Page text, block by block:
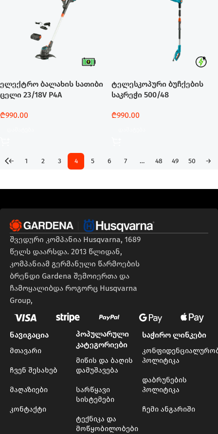
ელექტრო ბალახის სათიბი
ცელი 23/18V P4A
₾990.00
ტელესკოპური ბუჩქების
საკრეჭი 500/48
₾990.00
← 1 2 3 4 5 6 7 … 48 49 50 →
შვედური კომპანია Husqvarna, 1689
წელს დაარსდა. 2013 წლიდან,
კომპანიამ გერმანული წარმოების
ბრენდი Gardena შემოიერთა და
ჩამოყალიბდა როგორც Husqvarna
Group,
ნავიგაცია
მთავარი
ჩვენ შესახებ
მაღაზიები
კონტაქტი
პოპულარული
კატეგორიები
მიწის და ბაღის
დამუშავება
სარწყავი
სისტემები
ტექნიკა და
მოწყობილობები
საჭირო ლინკები
პოლიტიკა
დაბრუნების
პოლიტიკა
ჩემი ანგარიში